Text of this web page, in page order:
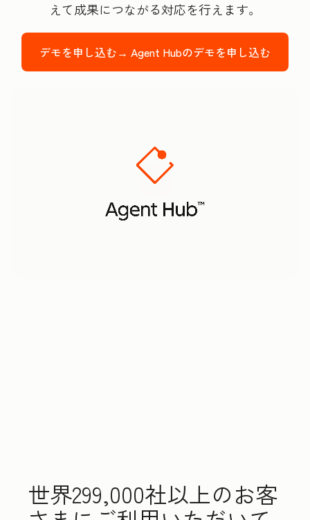
えて成果につながる対応を行えます。
デモを申し込む→ Agent Hubのデモを申し込む
世界299,000社以上のお客